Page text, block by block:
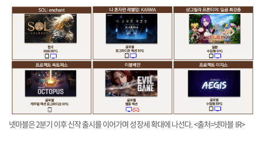
넷마블은 2분기 이후 신작 출시를 이어가며 성장세 확대에 나선다. <출처=넷마블 IR>